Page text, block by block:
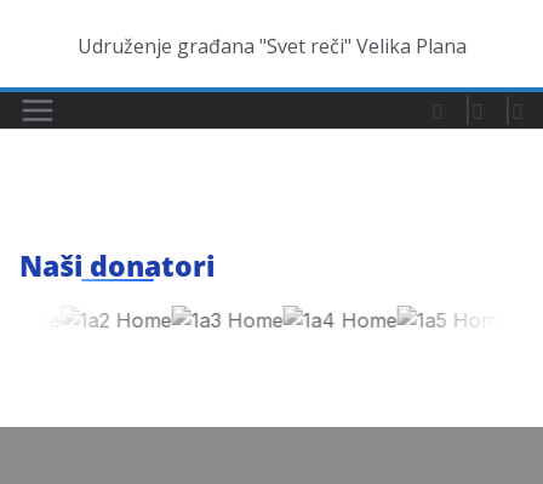
Udruženje građana "Svet reči" Velika Plana
Naši donatori